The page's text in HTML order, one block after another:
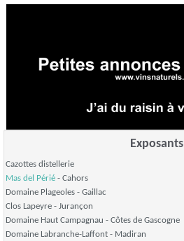
Exposants
Cazottes distellerie
Mas del Périé - Cahors
Domaine Plageoles - Gaillac
Clos Lapeyre - Jurançon
Domaine Haut Campagnau - Côtes de Gascogne
Domaine Labranche-Laffont - Madiran